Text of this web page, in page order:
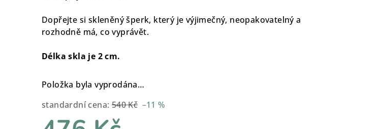
Dopřejte si skleněný šperk, který je výjimečný, neopakovatelný a
rozhodně má, co vyprávět.
Délka skla je 2 cm.
Položka byla vyprodána…
standardní cena: 540 Kč –11 %